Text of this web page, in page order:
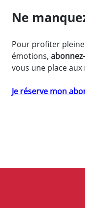
Ne
Pour profiter
émotions,
vous une place aux
Je réserve mon